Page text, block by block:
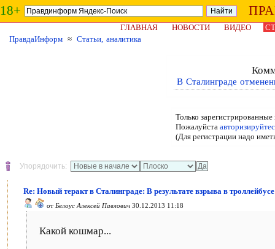
18+
ГЛАВНАЯ НОВОСТИ ВИДЕО
ПравдаИнформ ≈ Статьи, аналитика
В Сталинграде
Только
Пожалуйста
(Для регистрации надо
Упорядочить:
Re: Новый теракт в Сталинграде: В результате взрыва в
от Белоус Алексей Павлович 30.12.2013 11:18
Какой кошмар...